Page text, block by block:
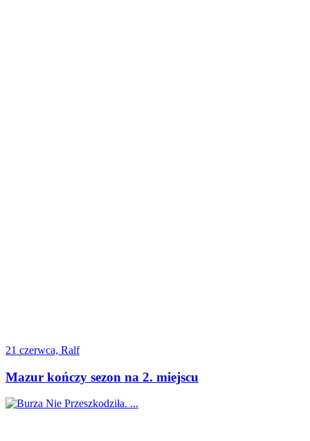
21 czerwca, Ralf
Mazur kończy sezon na 2. miejscu